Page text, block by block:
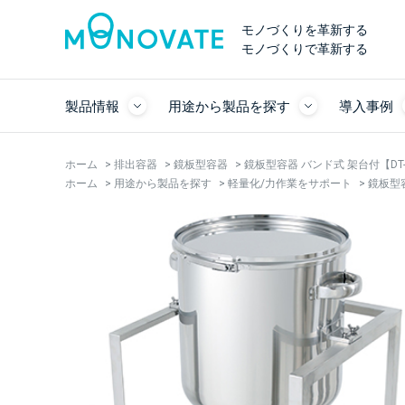
モノづくりを革新する
モノづくりで革新する
製品情報 用途から製品を探す 導入事例
ホーム > 排出容器 > 鏡板型容器 > 鏡板型容器 バンド式 架台付【
ホーム
> 用途から製品を探す > 軽量化/力作業をサポート > 鏡板型